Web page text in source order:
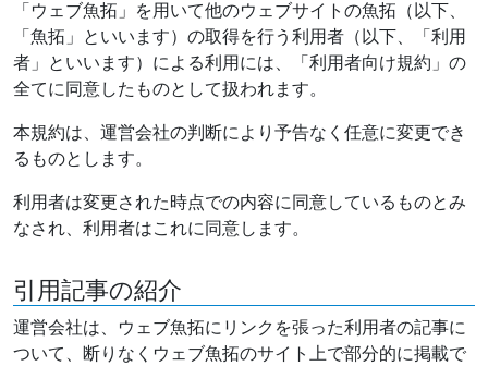
「ウェブ魚拓」を用いて他のウェブサイトの魚拓（以下、
「魚拓」といいます）の取得を行う利用者（以下、「利用
者」といいます）による利用には、「利用者向け規約」の
全てに同意したものとして扱われます。
本規約は、運営会社の判断により予告なく任意に変更でき
るものとします。
利用者は変更された時点での内容に同意しているものとみ
なされ、利用者はこれに同意します。
引用記事の紹介
運営会社は、ウェブ魚拓にリンクを張った利用者の記事に
ついて、断りなくウェブ魚拓のサイト上で部分的に掲載で